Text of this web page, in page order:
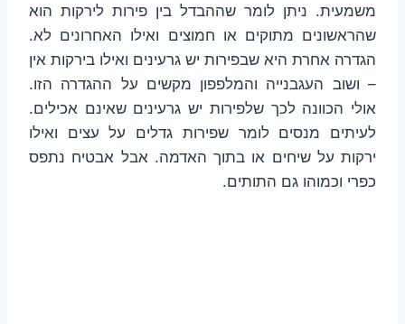
משמעית. ניתן לומר שההבדל בין פירות לירקות הוא
שהראשונים מתוקים או חמוצים ואילו האחרונים לא.
הגדרה אחרת היא שבפירות יש גרעינים ואילו בירקות אין
– ושוב העגבנייה והמלפפון מקשים על ההגדרה הזו.
אולי הכוונה לכך שלפירות יש גרעינים שאינם אכילים.
לעיתים מנסים לומר שפירות גדלים על עצים ואילו
ירקות על שיחים או בתוך האדמה. אבל אבטיח נתפס
כפרי וכמוהו גם התותים.